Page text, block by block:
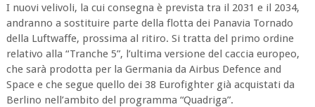
I nuovi velivoli, la cui consegna è prevista tra il 2031 e il 2034,
andranno a sostituire parte della flotta dei Panavia Tornado
della Luftwaffe, prossima al ritiro. Si tratta del primo ordine
relativo alla “Tranche 5”, l’ultima versione del caccia europeo,
che sarà prodotta per la Germania da Airbus Defence and
Space e che segue quello dei 38 Eurofighter già acquistati da
Berlino nell’ambito del programma “Quadriga”.